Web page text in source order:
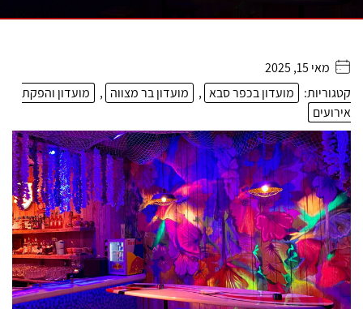
. . . . .מאי 15, 2025
קטגוריות:
מועדון בכפר סבא , מועדון בר מצווה ,
מועדון והפקת
אירועים